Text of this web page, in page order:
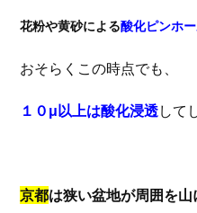
花粉や黄砂による酸化ピンホ
おそらくこの時点でも、
１０μ以上は酸化浸透して
京都は狭い盆地が周囲を山